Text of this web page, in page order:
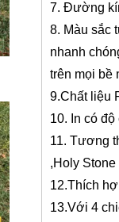
7. Đường
8. Màu sắc
nhanh
trên mọi bề
9.Chất liệu
10. In có
11. Tương
,Holy Stone
12.Thích
13.Với 4